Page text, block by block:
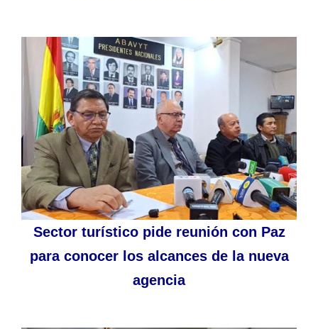
Sector turístico pide reunión con Paz
para conocer los alcances de la nueva
agencia